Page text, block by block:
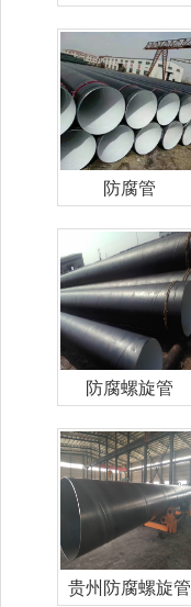
防腐管
防腐螺旋管
贵州防腐螺旋管